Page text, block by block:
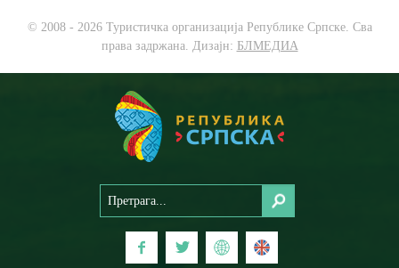
© 2008 - 2026 Туристичка организација Републике Српске. Сва
права задржана. Дизајн: БЛМЕДИА